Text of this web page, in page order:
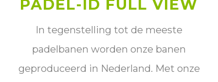
PADEL-ID FULL VIEW
In tegenstelling tot de meeste
padelbanen worden onze banen
geproduceerd in Nederland. Met onze